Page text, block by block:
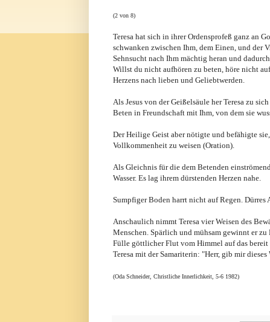
(2 von 8)
Teresa hat sich in ihrer Ordensprofeß ganz an
schwanken zwischen Ihm, dem Einen, und der
Sehnsucht nach Ihm mächtig heran und
Willst du nicht aufhören zu beten, höre nicht
Herzens nach lieben und Geliebtwerden.
Als Jesus von der Geißelsäule her Teresa zu
Beten in Freundschaft mit Ihm, von dem sie
Der Heilige Geist aber nötigte und befähigte
Vollkommenheit zu weisen (Oration).
Als Gleichnis für die dem Betenden
Wasser. Es lag ihrem dürstenden Herzen nahe.
Sumpfiger Boden harrt nicht auf Regen. Dürres
Anschaulich nimmt Teresa vier Weisen des
Menschen. Spärlich und mühsam gewinnt er
Fülle göttlicher Flut vom Himmel auf das
Teresa mit der Samariterin: "Herr, gib mir dieses
(Oda Schneider, Christliche Innerlichkeit, 5-6 1982)